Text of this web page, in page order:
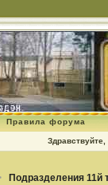
Правила форума
Здравствуйте,
Подразделения 11й